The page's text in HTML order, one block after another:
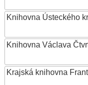
Knihovna Ústeckého
Knihovna Václava
Krajská knihovna